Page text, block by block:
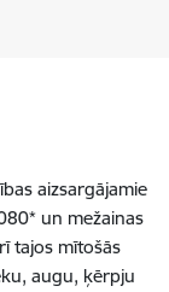
aizsargājamie
un mežainas
tajos mītošās
augu, ķērpju